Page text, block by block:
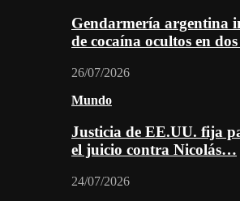
Gendarmería argentina
de cocaína ocultos en
26/07/2026
Mundo
Justicia de EE.UU. fija
el juicio contra Nicolás…
24/07/2026